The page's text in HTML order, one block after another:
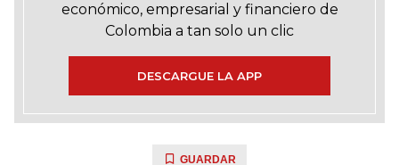
económico, empresarial y financiero de
Colombia a tan solo un clic
DESCARGUE LA APP
GUARDAR